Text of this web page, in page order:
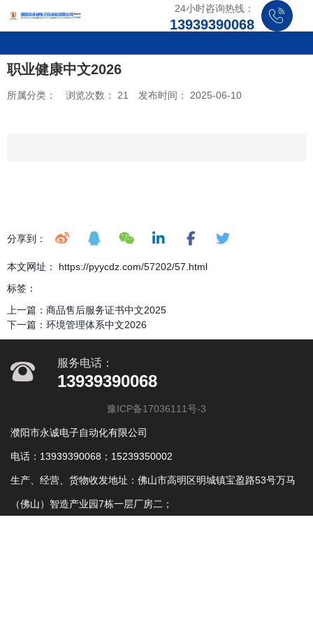
24小时咨询热线：
13939390068
职业健康中文2026
所属分类： 浏览次数： 21 发布时间： 2025-06-10
分享到：
本文网址： https://pyycdz.com/57202/57.html
标签：
上一篇： 商品售后服务证书中文2025
下一篇： 环境管理体系中文2026
服务电话：
13939390068
豫ICP备17036111号-3
濮阳市永诚电子自动化有限公司
电话：13939390068；15239350002
生产、经营、货物收发地址：佛山市高明区明城镇宝盈路53号万马
（佛山）智造产业园7栋一层厂房二；